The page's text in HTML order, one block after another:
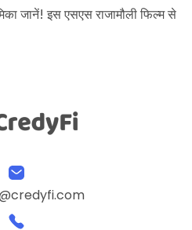
जानें! इस एसएस राजामौली फिल्म से